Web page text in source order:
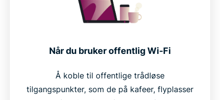
Når du bruker offentlig Wi-Fi
Å koble til offentlige trådløse
tilgangspunkter, som de på kafeer, flyplasser